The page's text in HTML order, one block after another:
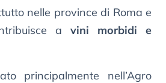
nelle province di Roma e
a vini morbidi e
principalmente nell’Agro